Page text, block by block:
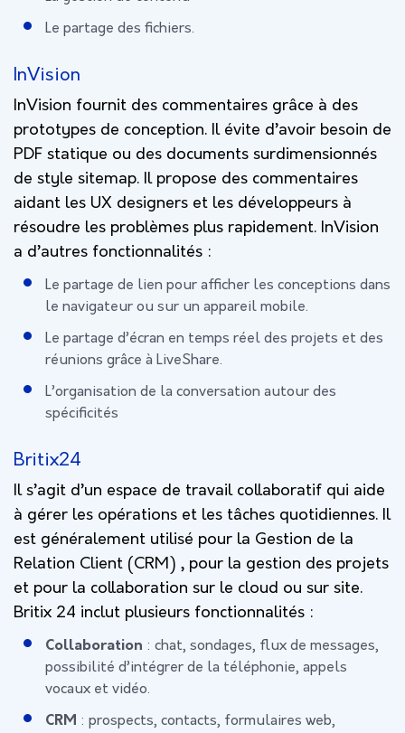
Le partage des fichiers.
InVision
InVision fournit des commentaires grâce à des
prototypes de conception. Il évite d’avoir besoin de
PDF statique ou des documents surdimensionnés
de style sitemap. Il propose des commentaires
aidant les UX designers et les développeurs à
résoudre les problèmes plus rapidement. InVision
a d’autres fonctionnalités :
Le partage de lien pour afficher les conceptions dans
le navigateur ou sur un appareil mobile.
Le partage d’écran en temps réel des projets et des
réunions grâce à LiveShare.
L’organisation de la conversation autour des
spécificités
Britix24
Il s’agit d’un espace de travail collaboratif qui aide
à gérer les opérations et les tâches quotidiennes. Il
est généralement utilisé pour la Gestion de la
Relation Client (CRM) , pour la gestion des projets
et pour la collaboration sur le cloud ou sur site.
Britix 24 inclut plusieurs fonctionnalités :
Collaboration : chat, sondages, flux de messages,
possibilité d’intégrer de la téléphonie, appels
vocaux et vidéo.
CRM : prospects, contacts, formulaires web,